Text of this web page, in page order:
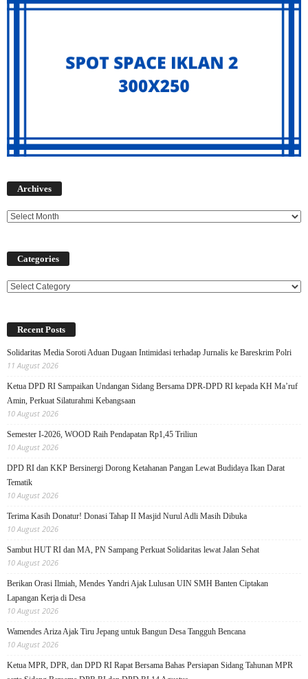
Archives
Categories
Categories
Recent Posts
Solidaritas Media Soroti Aduan Dugaan Intimidasi terhadap Jurnalis ke Bareskrim Polri
11 August 2026
Ketua DPD RI Sampaikan Undangan Sidang Bersama DPR-DPD RI kepada KH Ma’ruf
Amin, Perkuat Silaturahmi Kebangsaan
10 August 2026
Semester I-2026, WOOD Raih Pendapatan Rp1,45 Triliun
10 August 2026
DPD RI dan KKP Bersinergi Dorong Ketahanan Pangan Lewat Budidaya Ikan Darat
Tematik
10 August 2026
Terima Kasih Donatur! Donasi Tahap II Masjid Nurul Adli Masih Dibuka
10 August 2026
Sambut HUT RI dan MA, PN Sampang Perkuat Solidaritas lewat Jalan Sehat
10 August 2026
Berikan Orasi Ilmiah, Mendes Yandri Ajak Lulusan UIN SMH Banten Ciptakan
Lapangan Kerja di Desa
10 August 2026
Wamendes Ariza Ajak Tiru Jepang untuk Bangun Desa Tangguh Bencana
10 August 2026
Ketua MPR, DPR, dan DPD RI Rapat Bersama Bahas Persiapan Sidang Tahunan MPR